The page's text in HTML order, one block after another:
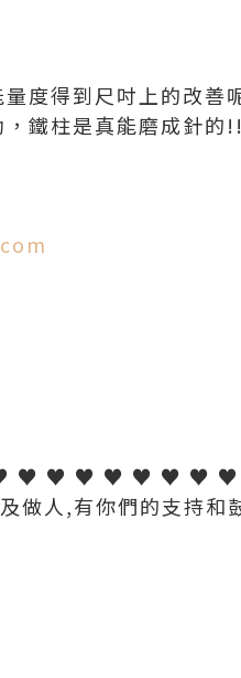
度得到尺吋上的改善
鐵柱是真能磨成針的
♥ ♥ ♥ ♥ ♥ ♥ ♥
做人,有你們的支持和